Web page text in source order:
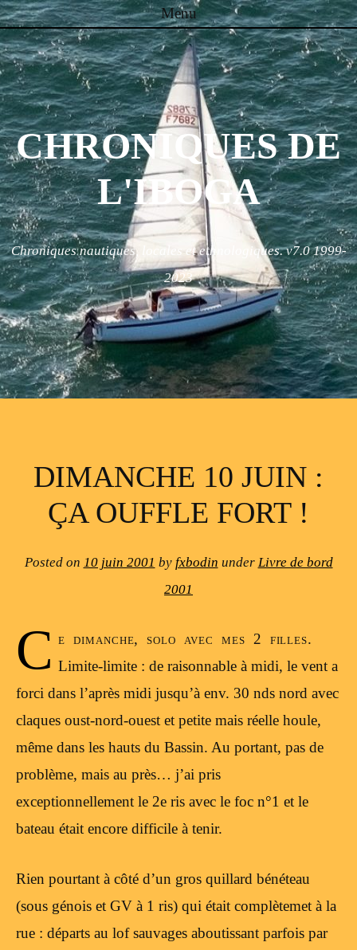
Menu
Skip to content
CHRONIQUES DE
L'IBOGA
Chroniques nautiques, locales et ethnologiques. v7.0 1999-
2023
DIMANCHE 10 JUIN :
ÇA OUFFLE FORT !
Posted on 10 juin 2001 by fxbodin under Livre de bord
2001
C e dimanche, solo avec mes 2 filles.
Limite-limite : de raisonnable à midi, le vent a
forci dans l’après midi jusqu’à env. 30 nds nord avec
claques oust-nord-ouest et petite mais réelle houle,
même dans les hauts du Bassin. Au portant, pas de
problème, mais au près… j’ai pris
exceptionnellement le 2e ris avec le foc n°1 et le
bateau était encore difficile à tenir.
Rien pourtant à côté d’un gros quillard bénéteau
(sous génois et GV à 1 ris) qui était complètemet à la
rue : départs au lof sauvages aboutissant parfois par